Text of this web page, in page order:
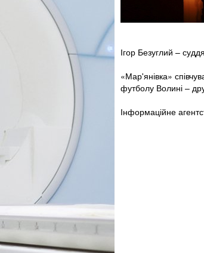
Ігор Безуглий –
«Мар'янівка»
футболу Волині –
Інформаційне